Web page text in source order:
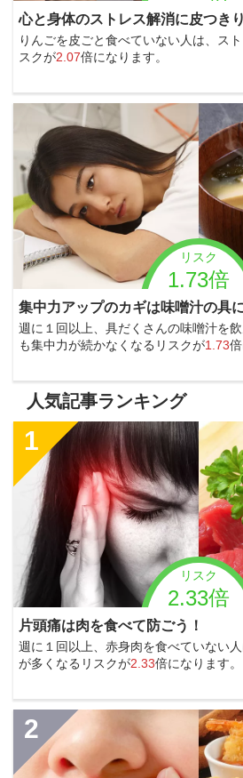
心と身体のストレス解消に皮つき
りんごを皮ごと食べていない人は、ス
スクが2.07倍になります。
リスク
1.73倍
集中力アップのカギは味噌汁の具
週に１回以上、具だくさんの味噌汁を
も集中力が続かなくなるリスクが1.73
人気記事ランキング
リスク
2.33倍
1
片頭痛は肉を食べて防ごう！
週に１回以上、赤身肉を食べていない
が多くなるリスクが2.33倍になります。
2